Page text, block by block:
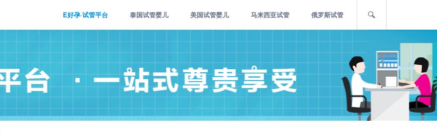
E好孕·试管平台 泰国试管婴儿 美国试管婴儿 马来西亚试管 俄罗斯试管